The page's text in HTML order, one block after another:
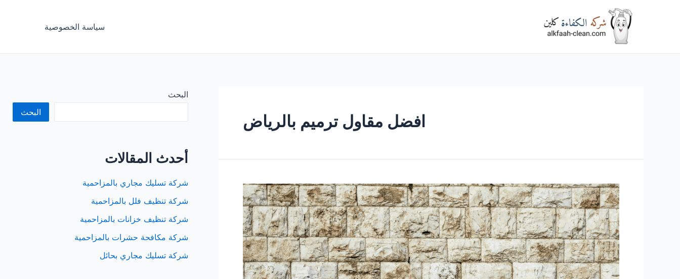
سياسة الخصوصية
افضل مقاول ترميم بالرياض
البحث
البحث
أحدث المقالات
شركة تسليك مجاري بالمزاحمية
شركة تنظيف فلل بالمزاحمية
شركة تنظيف خزانات بالمزاحمية
شركة مكافحة حشرات بالمزاحمية
شركة تسليك مجاري بحائل